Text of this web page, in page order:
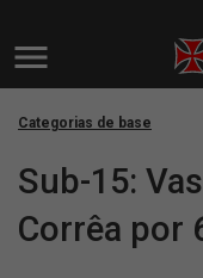
Categorias de base
Sub-15:
Corrêa por